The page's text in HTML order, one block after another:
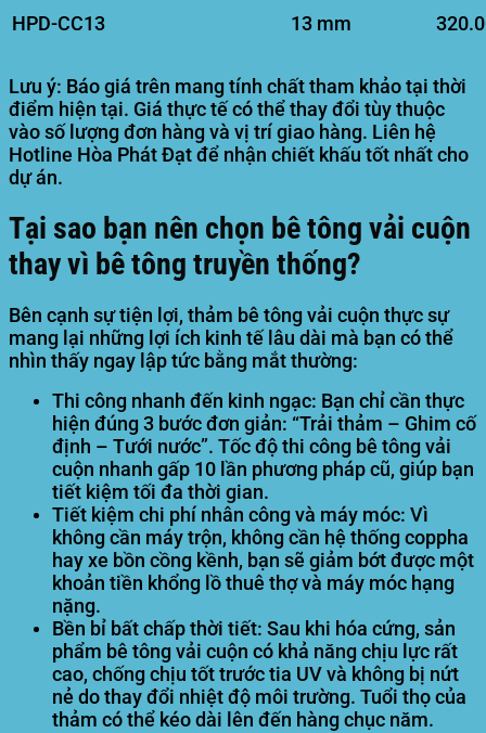
HPD-CC13 13 mm
Lưu ý: Báo giá trên mang tính chất tham khảo tại thời
điểm hiện tại. Giá thực tế có thể thay đổi tùy thuộc
vào số lượng đơn hàng và vị trí giao hàng. Liên hệ
Hotline Hòa Phát Đạtđể nhận chiết khấu tốt nhất cho
dự án.
Tại sao bạn nên chọn bê tông vải cuộn
thay vì bê tông truyền thống?
Bên cạnh sự tiện lợi, thảm bê tông vải cuộn thực sự
mang lại những lợi ích kinh tế lâu dài mà bạn có thể
nhìn thấy ngay lập tức bằng mắt thường:
Thi công nhanh đến kinh ngạc: Bạn chỉ cần thực
hiện đúng 3 bước đơn giản: “Trải thảm – Ghim cố
định – Tưới nước”. Tốc độ thi công bê tông vải
cuộn nhanh gấp 10 lần phương pháp cũ, giúp bạn
tiết kiệm tối đa thời gian.
Tiết kiệm chi phí nhân công và máy móc: Vì
không cần máy trộn, không cần hệ thống coppha
hay xe bồn cồng kềnh, bạn sẽ giảm bớt được một
khoản tiền khổng lồ thuê thợ và máy móc hạng
nặng.
Bền bỉ bất chấp thời tiết: Sau khi hóa cứng, sản
phẩm bê tông vải cuộn có khả năng chịu lực rất
cao, chống chịu tốt trước tia UV và không bị nứt
nẻ do thay đổi nhiệt độ môi trường. Tuổi thọ của
thảm có thể kéo dài lên đến hàng chục năm.